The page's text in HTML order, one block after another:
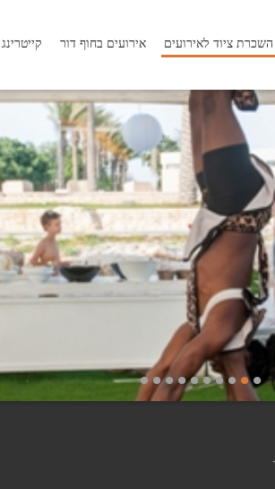
•
•
•
•
•
•
•
•
•
•
השכרת ציוד לאירועים אירועים בחוף דור